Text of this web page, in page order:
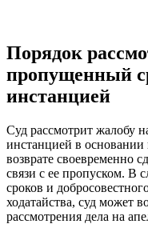
Порядок
пропущенный
инстанцией
Суд рассмотрит жалобу
инстанцией в основании
возврате своевременно
связи с ее пропуском. В
сроков и
ходатайства, суд может
рассмотрения дела на